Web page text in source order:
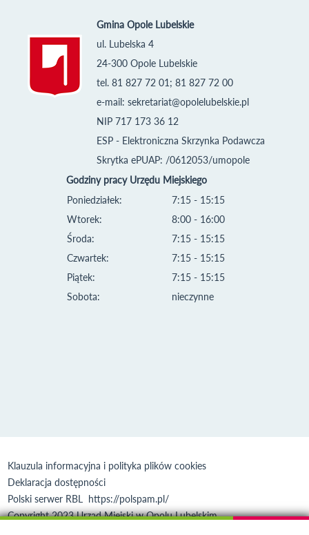
Gmina Opole Lubelskie
ul. Lubelska 4
24-300 Opole Lubelskie
tel. 81 827 72 01; 81 827 72 00
e-mail: sekretariat@opolelubelskie.pl
NIP 717 173 36 12
ESP - Elektroniczna Skrzynka Podawcza
Skrytka ePUAP: /0612053/umopole
Godziny pracy Urzędu Miejskiego
Poniedziałek:
Wtorek:
Środa:
Czwartek:
Piątek:
Sobota:
7:15 - 15:15
8:00 - 16:00
7:15 - 15:15
7:15 - 15:15
7:15 - 15:15
nieczynne
Klauzula informacyjna i polityka plików cookies
Deklaracja dostępności
Polski serwer RBL https://polspam.pl/
Copyright 2023 Urząd Miejski w Opolu Lubelskim